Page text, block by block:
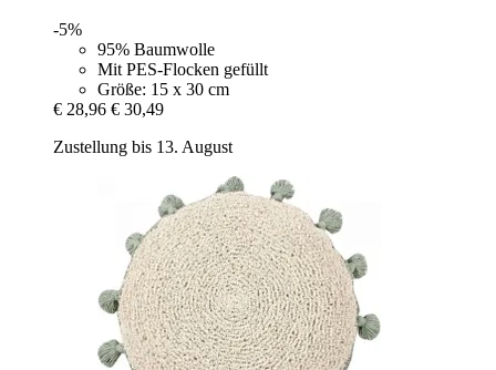
-5%
95% Baumwolle
Mit PES-Flocken gefüllt
Größe: 15 x 30 cm
€ 28,96 € 30,49
Zustellung bis 13. August